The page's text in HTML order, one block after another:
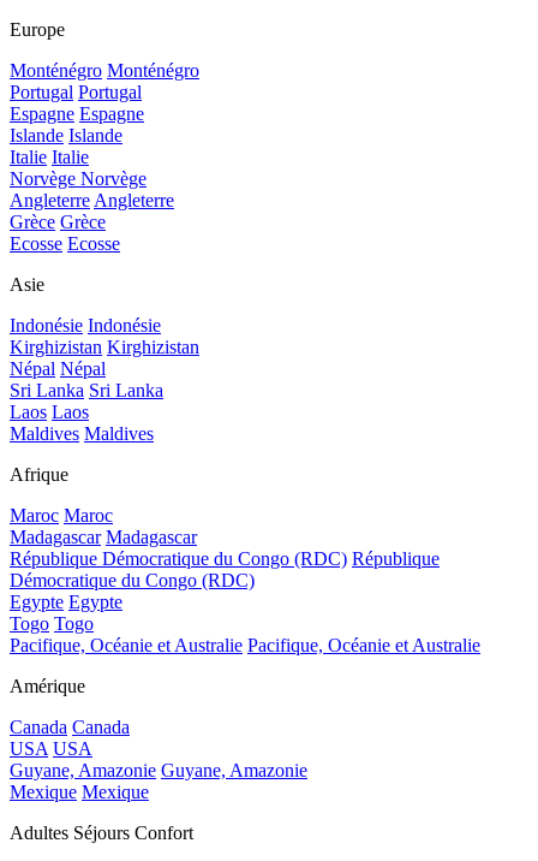
Europe
Monténégro Monténégro
Portugal Portugal
Espagne Espagne
Islande Islande
Italie Italie
Norvège Norvège
Angleterre Angleterre
Grèce Grèce
Ecosse Ecosse
Asie
Indonésie Indonésie
Kirghizistan Kirghizistan
Népal Népal
Sri Lanka Sri Lanka
Laos Laos
Maldives Maldives
Afrique
Maroc Maroc
Madagascar Madagascar
République Démocratique du Congo (RDC) République
Démocratique du Congo (RDC)
Egypte Egypte
Togo Togo
Pacifique, Océanie et Australie Pacifique, Océanie et Australie
Amérique
Canada Canada
USA USA
Guyane, Amazonie Guyane, Amazonie
Mexique Mexique
Adultes Séjours Confort